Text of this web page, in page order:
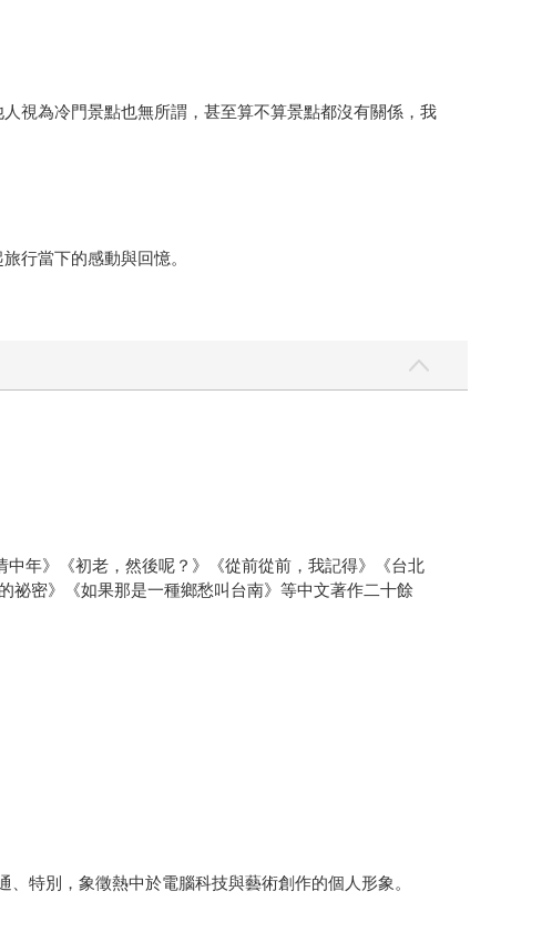
視為冷門景點也無所謂，甚至算不算景點都沒有關係，我
行當下的感動與回憶。
年》《初老，然後呢？》《從前從前，我記得》《台北
祕密》《如果那是一種鄉愁叫台南》等中文著作二十餘
特別，象徵熱中於電腦科技與藝術創作的個人形象。